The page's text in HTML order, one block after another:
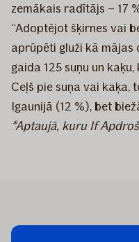
zemākais radītājs – 17
“Adoptējot šķirnes vai
aprūpēti gluži kā
gaida 125 suņu un
Ceļš pie suņa vai
Igaunijā (12 %), bet
*Aptaujā, kuru If